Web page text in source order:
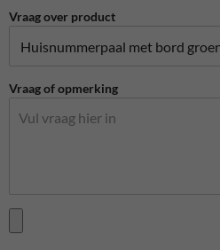
Vraag over product
Vraag of opmerking